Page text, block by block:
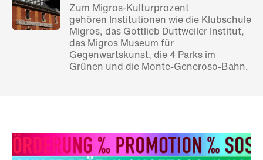
Zum Migros-Kulturprozent
gehören Institutionen wie die Klubschule
Migros, das Gottlieb Duttweiler Institut,
das Migros Museum für
Gegenwartskunst, die 4 Parks im
Grünen und die Monte-Generoso-Bahn.